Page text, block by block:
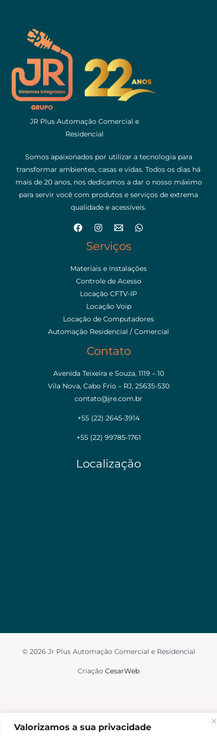
Não aceito
Aceito
JR Plus Automação Comercial e
Residencial
Somos apaixonados por utilizar a tecnologia para
transformar ambientes, casas e vidas. Todos os dias há
mais de 20 anos, nos dedicamos a dar o nosso máximo
para servir você com produtos e serviços de extrema
qualidade e acessíveis.
Serviços
Materiais e Instalações
Controle de Acesso
Locação CFTV-IP
Locação Voip
Locação de Computadores
Automação Residencial / Comercial
Contato
Avenida Teixeira e Souza, 1119 – 10
Vila Nova, Cabo Frio – RJ, 25635-530
contato@jre.com.br
+55 (22) 2645-3914
+55 (22) 99785-1761
Localização
© 2026 Jr Plus Automação Comercial e Residencial
Criação CesarWeb